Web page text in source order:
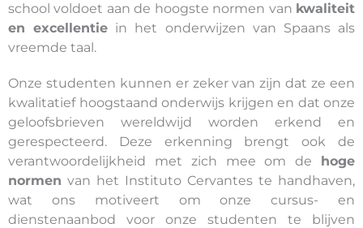
school voldoet aan de hoogste normen van kwaliteit
en excellentie in het onderwijzen van Spaans als
vreemde taal.
Onze studenten kunnen er zeker van zijn dat ze een
kwalitatief hoogstaand onderwijs krijgen en dat onze
geloofsbrieven wereldwijd worden erkend en
gerespecteerd. Deze erkenning brengt ook de
verantwoordelijkheid met zich mee om de hoge
normen van het Instituto Cervantes te handhaven,
wat ons motiveert om onze cursus- en
dienstenaanbod voor onze studenten te blijven